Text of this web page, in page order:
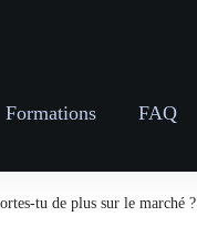
Formations FAQ
tu de plus sur le marché ?